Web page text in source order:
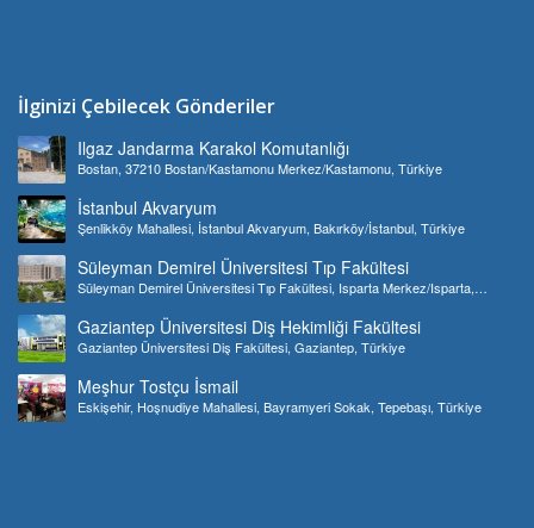
İlginizi Çebilecek Gönderiler
Ilgaz Jandarma Karakol Komutanlığı
Bostan, 37210 Bostan/Kastamonu Merkez/Kastamonu, Türkiye
İstanbul Akvaryum
Şenlikköy Mahallesi, İstanbul Akvaryum, Bakırköy/İstanbul, Türkiye
Süleyman Demirel Üniversitesi Tıp Fakültesi
Süleyman Demirel Üniversitesi Tıp Fakültesi, Isparta Merkez/Isparta,
Gaziantep Üniversitesi Diş Hekimliği Fakültesi
Gaziantep Üniversitesi Diş Fakültesi, Gaziantep, Türkiye
Meşhur Tostçu İsmail
Eskişehir, Hoşnudiye Mahallesi, Bayramyeri Sokak, Tepebaşı, Türkiye